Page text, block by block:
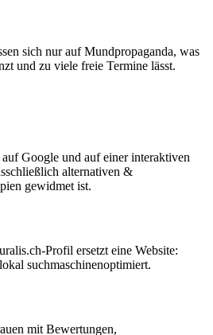
sich nur auf Mundpropaganda, was
und zu viele freie Termine lässt.
Google und auf einer interaktiven
alternativen &
gewidmet ist.
Profil ersetzt eine Website:
suchmaschinenoptimiert.
mit Bewertungen,